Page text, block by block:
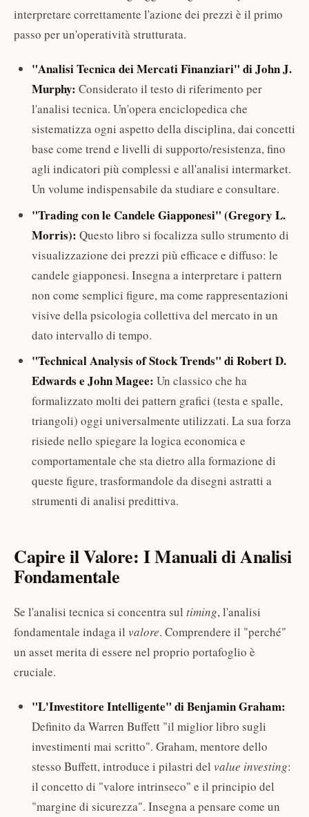
interpretare correttamente l'azione dei prezzi è il primo
passo per un'operatività strutturata.
"Analisi Tecnica dei Mercati Finanziari" di John J.
Murphy: Considerato il testo di riferimento per
l'analisi tecnica. Un'opera enciclopedica che
sistematizza ogni aspetto della disciplina, dai concetti
base come trend e livelli di supporto/resistenza, fino
agli indicatori più complessi e all'analisi intermarket.
Un volume indispensabile da studiare e consultare.
"Trading con le Candele Giapponesi" (Gregory L.
Morris): Questo libro si focalizza sullo strumento di
visualizzazione dei prezzi più efficace e diffuso: le
candele giapponesi. Insegna a interpretare i pattern
non come semplici figure, ma come rappresentazioni
visive della psicologia collettiva del mercato in un
dato intervallo di tempo.
"Technical Analysis of Stock Trends" di Robert D.
Edwards e John Magee: Un classico che ha
formalizzato molti dei pattern grafici (testa e spalle,
triangoli) oggi universalmente utilizzati. La sua forza
risiede nello spiegare la logica economica e
comportamentale che sta dietro alla formazione di
queste figure, trasformandole da disegni astratti a
strumenti di analisi predittiva.
Capire il Valore: I Manuali di Analisi
Fondamentale
Se l'analisi tecnica si concentra sul timing, l'analisi
fondamentale indaga il valore. Comprendere il "perché"
un asset merita di essere nel proprio portafoglio è
cruciale.
"L'Investitore Intelligente" di Benjamin Graham:
Definito da Warren Buffett "il miglior libro sugli
investimenti mai scritto". Graham, mentore dello
stesso Buffett, introduce i pilastri del value investing:
il concetto di "valore intrinseco" e il principio del
"margine di sicurezza". Insegna a pensare come un